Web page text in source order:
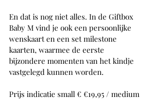
En dat is nog niet alles. In de Giftbox
Baby M vind je ook een persoonlijke
wenskaart en een set milestone
kaarten, waarmee de eerste
bijzondere momenten van het kindje
vastgelegd kunnen worden.
Prijs indicatie small € €19,95 / medium